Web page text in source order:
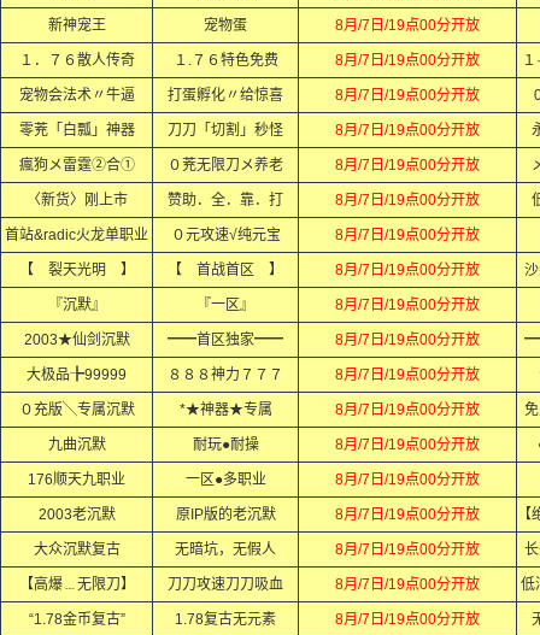
新神宠王 宠物蛋 8月/7日/19点00分开放
１．７６散人传奇 １.７６特色免费 8月/7日/19点00分开放
宠物会法术〃牛逼 打蛋孵化〃给惊喜 8月/7日/19点00分开放
零茺「白瓢」神器 刀刀「切割」秒怪 8月/7日/19点00分开放
瘋狗メ雷霆②合① ０茺无限刀メ养老 8月/7日/19点00分开放
〈新货〉刚上市 赞助．全．靠．打 8月/7日/19点00分开放
首站&radic火龙单职业 ０元攻速√纯元宝 8月/7日/19点00分开放
【 裂天光明 】 【 首战首区 】 8月/7日/19点00分开放
『沉默』 『一区』 8月/7日/19点00分开放
2003★仙剑沉默 ━━首区独家━━ 8月/7日/19点00分开放
大极品╊99999 ８８８神力７７７ 8月/7日/19点00分开放
０充版╲专属沉默 *★神器★专属 8月/7日/19点00分开放
九曲沉默 耐玩●耐操 8月/7日/19点00分开放
176顺天九职业 一区●多职业 8月/7日/19点00分开放
2003老沉默 原IP版的老沉默 8月/7日/19点00分开放
大众沉默复古 无暗坑，无假人 8月/7日/19点00分开放
【高爆﹍无限刀】 刀刀攻速刀刀吸血 8月/7日/19点00分开放 低
“1.78金币复古” 1.78复古无元素 8月/7日/19点00分开放